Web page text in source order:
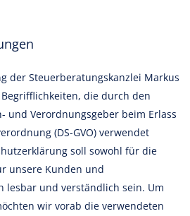
der Steuerberatungskanzlei Markus
die durch den
und Verordnungsgeber beim Erlass
(DS-GVO) verwendet
soll sowohl für die
unsere Kunden und
lesbar und verständlich sein. Um
wir vorab die verwendeten